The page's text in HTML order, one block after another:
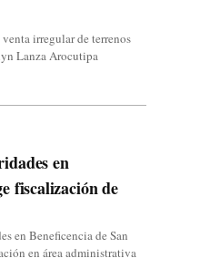
irregular de terrenos
Lanza Arocutipa
en
fiscalización de
en Beneficencia de San
en área administrativa